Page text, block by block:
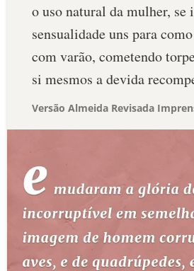
o uso natural da mulher, se
sensualidade uns para
com varão, cometendo
si mesmos a devida
Versão Almeida Revisada